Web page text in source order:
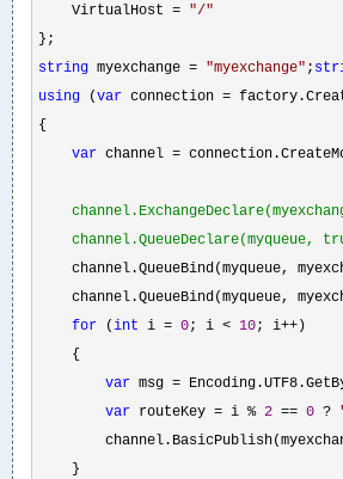
    VirtualHost
= "/"
string myexchange = "myexchange" ;
using (var connection =
{
var channel =
channel.QueueBind(myqueue,
channel.QueueBind(myqueue,
for (int i = 0; i < 10; i++)
    {
var msg =
var routeKey = i % 2 == 0 ?
    }